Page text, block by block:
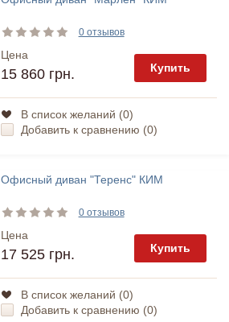
0 отзывов
Цена
15 860 грн. Купить
В список желаний (0)
Добавить к сравнению (0)
Офисный диван "Теренс" КИМ
0 отзывов
Цена
17 525 грн. Купить
В список желаний (0)
Добавить к сравнению (0)